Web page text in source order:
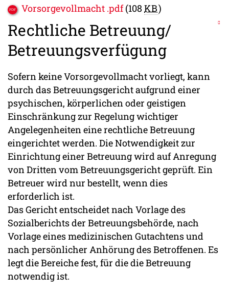
Vorsorgevollmacht .pdf (108 KB)
Rechtliche Betreuung/
Betreuungsverfügung
Sofern keine Vorsorgevollmacht vorliegt, kann
durch das Betreuungsgericht aufgrund einer
psychischen, körperlichen oder geistigen
Einschränkung zur Regelung wichtiger
Angelegenheiten eine rechtliche Betreuung
eingerichtet werden. Die Notwendigkeit zur
Einrichtung einer Betreuung wird auf Anregung
von Dritten vom Betreuungsgericht geprüft. Ein
Betreuer wird nur bestellt, wenn dies
erforderlich ist.
Das Gericht entscheidet nach Vorlage des
Sozialberichts der Betreuungsbehörde, nach
Vorlage eines medizinischen Gutachtens und
nach persönlicher Anhörung des Betroffenen. Es
legt die Bereiche fest, für die die Betreuung
notwendig ist.